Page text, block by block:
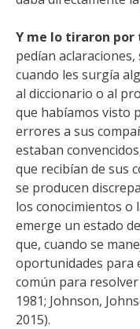
Y me lo tiraron
pedían
cuando les surgía
al diccionario o al
que habíamos visto
errores a sus
estaban
que recibían de sus
se producen
los conocimientos o
emerge un estado
que, cuando se
oportunidades para
común para
1981; Johnson,
2015).